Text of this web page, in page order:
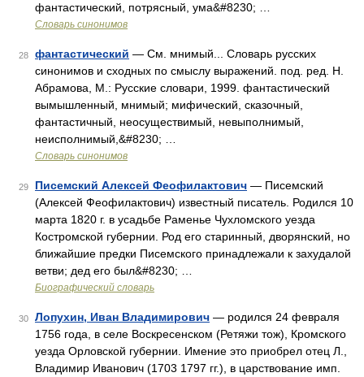
фантастический, потрясный, ума&#8230; …
Словарь синонимов
28 фантастический — См. мнимый... Словарь русских
синонимов и сходных по смыслу выражений. под. ред. Н.
Абрамова, М.: Русские словари, 1999. фантастический
вымышленный, мнимый; мифический, сказочный,
фантастичный, неосуществимый, невыполнимый,
неисполнимый,&#8230; …
Словарь синонимов
29 Писемский Алексей Феофилактович — Писемский
(Алексей Феофилактович) известный писатель. Родился 10
марта 1820 г. в усадьбе Раменье Чухломского уезда
Костромской губернии. Род его старинный, дворянский, но
ближайшие предки Писемского принадлежали к захудалой
ветви; дед его был&#8230; …
Биографический словарь
30 Лопухин, Иван Владимирович — родился 24 февраля
1756 года, в селе Воскресенском (Ретяжи тож), Кромского
уезда Орловской губернии. Имение это приобрел отец Л.,
Владимир Иванович (1703 1797 гг.), в царствование имп.